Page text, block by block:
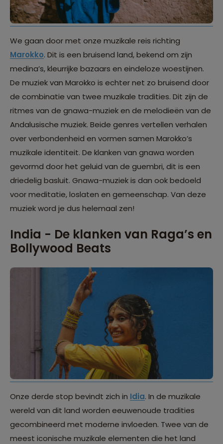
We gaan door met onze muzikale reis richting
Marokko. Dit is een bruisend land, bekend om zijn
medina’s, kleurrijke bazaars en eindeloze woestijnen.
De muziek van Marokko is echter net zo bruisend door
de combinatie van twee muzikale tradities. Dit zijn de
ritmes van de gnawa-muziek en de melodieën van de
Andalusische muziek. Beide genres vertellen verhalen
over verbondenheid en vormen samen Marokko’s
muzikale identiteit. De klanken van gnawa worden
gevormd door het geluid van de guembri, dit is een
driedelig basluit. Gnawa-muziek is dan ook bedoeld
voor meditatie, loslaten en gemeenschap. Van deze
muziek word je dus helemaal zen!
India - De klanken van Raga’s en
Bollywood Beats
Onze derde stop bevindt zich in Idia. In de muzikale
wereld van dit land worden eeuwenoude tradities
gecombineerd met moderne invloeden. Twee van de
meest iconische muzikale elementen die het land